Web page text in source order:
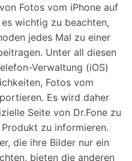
Fotos vom iPhone auf
wichtig zu beachten,
jedes Mal zu einer
Unter all diesen
Verwaltung (iOS)
Fotos vom
Es wird daher
Seite von Dr.Fone zu
zu informieren.
die ihre Bilder nur ein
bieten die anderen